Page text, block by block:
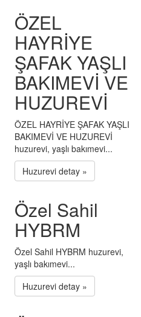
ÖZEL
HAYRİYE
ŞAFAK YAŞLI
BAKIMEVİ VE
HUZUREVİ
ÖZEL HAYRİYE ŞAFAK YAŞLI
BAKIMEVİ VE HUZUREVİ
huzurevi, yaşlı bakımevi...
Huzurevi detay »
Özel Sahil
HYBRM
Özel Sahil HYBRM huzurevi,
yaşlı bakımevi...
Huzurevi detay »